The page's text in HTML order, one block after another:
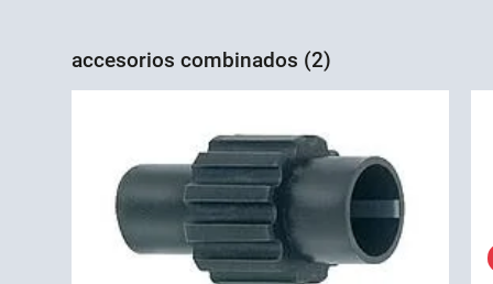
accesorios combinados (2)